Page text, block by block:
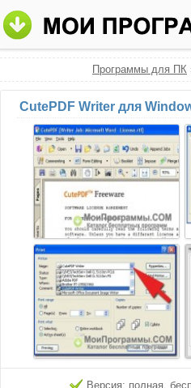
Программы для ПК
CutePDF Writer для
Версия: полная,